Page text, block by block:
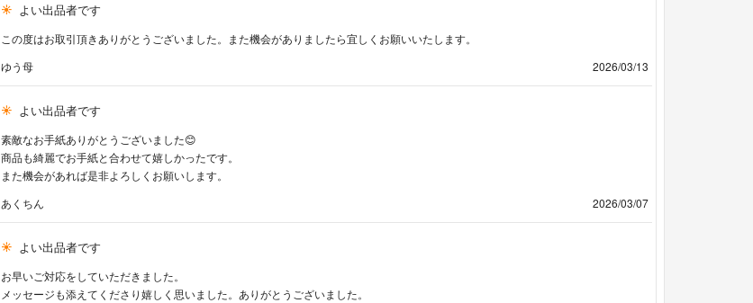
よい出品者です
この度はお取引頂きありがとうございました。また機会がありましたら宜しくお願いいたします。
ゆう母
2026/03/13
よい出品者です
素敵なお手紙ありがとうございました😊
商品も綺麗でお手紙と合わせて嬉しかったです。
また機会があれば是非よろしくお願いします。
あくちん
2026/03/07
よい出品者です
お早いご対応をしていただきました。
メッセージも添えてくださり嬉しく思いました。ありがとうございました。